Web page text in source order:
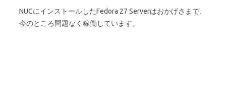
NUCにインストールしたFedora 27 Serverはおかげさまで、
今のところ問題なく稼働しています。